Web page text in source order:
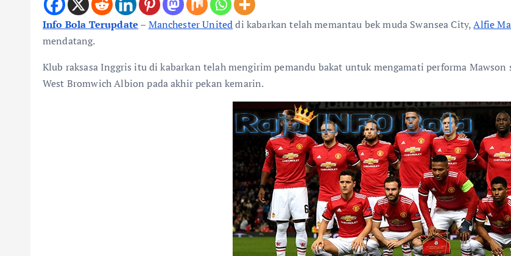
Info Bola Terupdate – Manchester Uniteddi kabarkan telah memantau bek muda Swansea City,Alfie
mendatang.
Klub raksasa Inggris itu di kabarkan telah mengirim pemandu bakat untuk mengamati performa
West Bromwich Albion pada akhir pekan kemarin.